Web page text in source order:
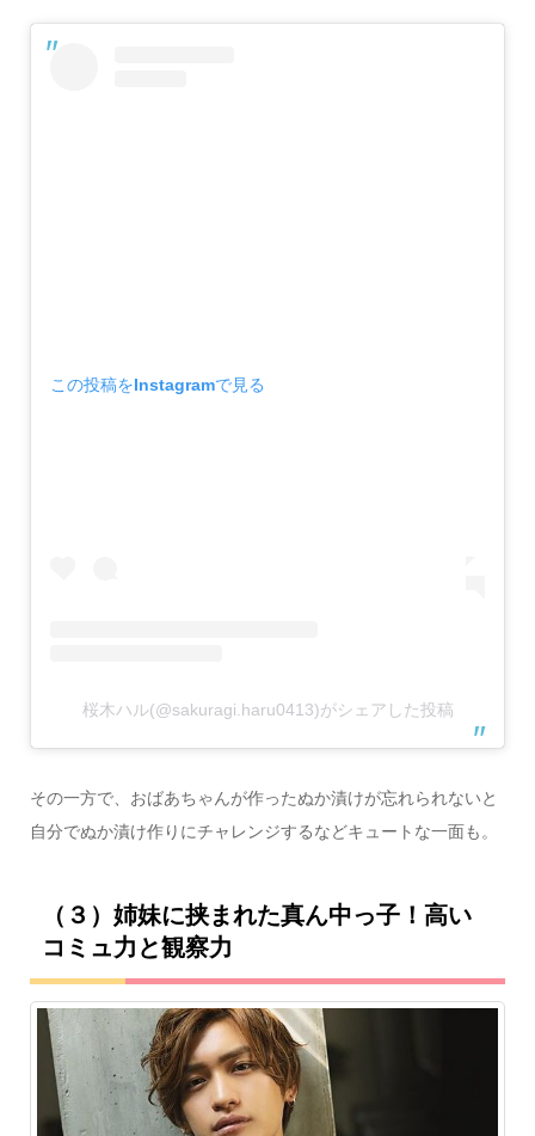
この投稿をInstagramで見る
桜木ハル(@sakuragi.haru0413)がシェアした投稿
その一方で、おばあちゃんが作ったぬか漬けが忘れられないと
自分でぬか漬け作りにチャレンジするなどキュートな一面も。
（３）姉妹に挟まれた真ん中っ子！高い
コミュ力と観察力